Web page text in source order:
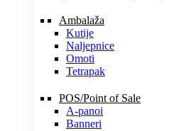
Ambalaža
Kutije
Naljepnice
Omoti
Tetrapak
POS/Point of Sale
A-panoi
Banneri